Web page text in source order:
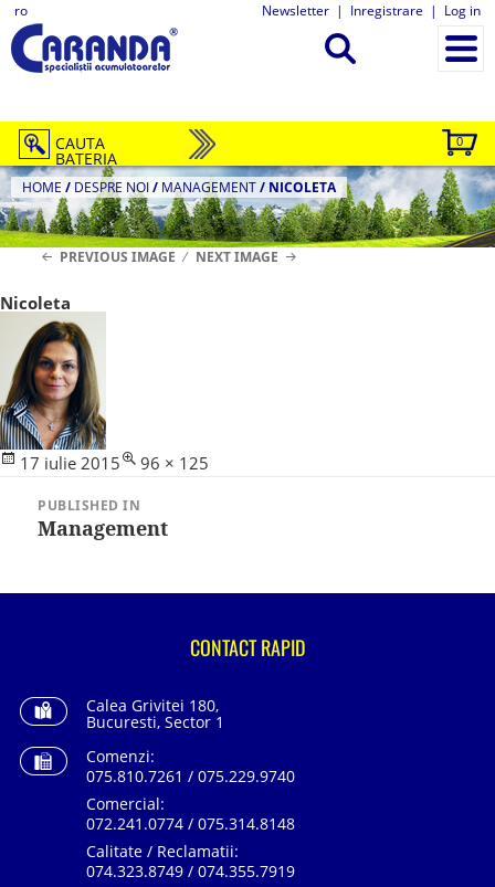
ro Newsletter | Inregistrare | Log in
0
CAUTA
BATERIA
HOME / DESPRE NOI/ MANAGEMENT/ NICOLETA
PREVIOUS IMAGE NEXT IMAGE
Nicoleta
Posted
17 iulie 2015
Full
96 × 125
articole
PUBLISHED IN
Management
CONTACT RAPID
Calea Grivitei 180,
Bucuresti, Sector 1
Comenzi:
075.810.7261 / 075.229.9740
Comercial:
072.241.0774 / 075.314.8148
Calitate / Reclamatii:
074.323.8749 / 074.355.7919